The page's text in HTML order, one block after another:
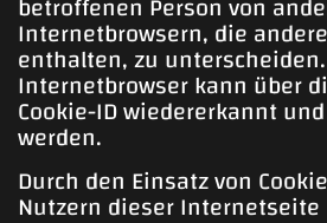
Internetbrowsern, die
enthalten, zu
Internetbrowser kann über
Cookie-ID wiedererkannt
werden.
Durch den Einsatz von
Nutzern dieser Internetseite